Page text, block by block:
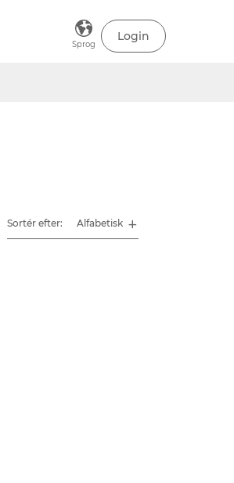
Sprog
Login
Sortér efter: